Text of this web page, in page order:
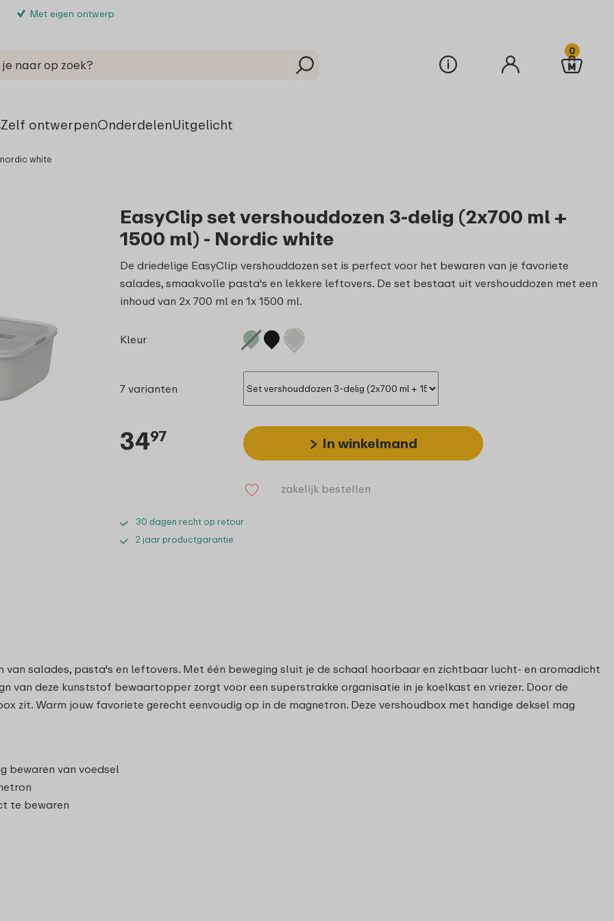
Met eigen ontwerp
0
Zelf ontwerpenOnderdelenUitgelicht
white
EasyClip set vershouddozen 3-delig (2x700 ml +
1500 ml) - Nordic white
De driedelige EasyClip vershouddozen set is perfect voor het bewaren van je favoriete
salades, smaakvolle pasta's en lekkere leftovers. De set bestaat uit vershouddozen met een
inhoud van 2x 700 ml en 1x 1500 ml.
Kleur
7 varianten
3497 In winkelmand
zakelijk bestellen
30 dagen recht op retour
2 jaar productgarantie
salades, pasta's en leftovers. Met één beweging sluit je de schaal hoorbaar en zichtbaar lucht- en aromadicht
van deze kunststof bewaartopper zorgt voor een superstrakke organisatie in je koelkast en vriezer. Door de
zit. Warm jouw favoriete gerecht eenvoudig op in de magnetron. Deze vershoudbox met handige deksel mag
bewaren van voedsel
te bewaren